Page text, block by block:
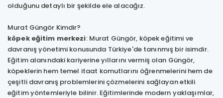
olduğunu detaylı bir şekilde ele alacağız.
Murat Güngör Kimdir?
köpek eğitim merkezi: Murat Güngör, köpek eğitimi ve
davranış yönetimi konusunda Türkiye'de tanınmış bir isimdir.
Eğitim alanındaki kariyerine yıllarını vermiş olan Güngör,
köpeklerin hem temel itaat komutlarını öğrenmelerini hem de
çeşitli davranış problemlerini çözmelerini sağlayan etkili
eğitim yöntemleriyle bilinir. Eğitimlerinde modern yaklaşımlar,